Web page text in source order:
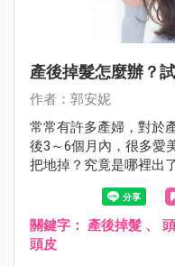
產後掉髮怎麼辦？
作者：郭安妮
常常有許多產婦，對於
後3～6個月內，很多愛
把地掉？究竟是哪裡出
關鍵字： 產後掉髮 、
頭皮